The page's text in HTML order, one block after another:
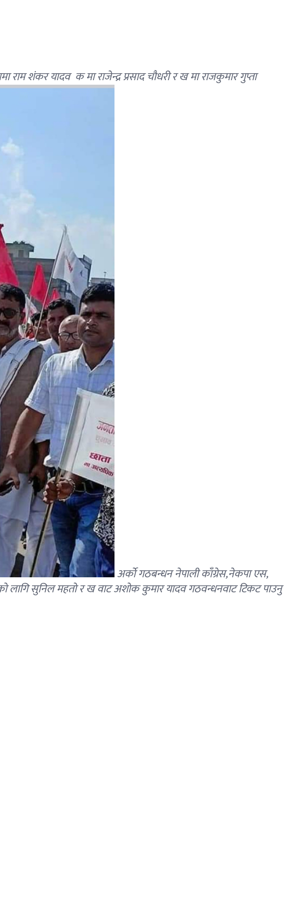
शंकर यादव क मा राजेन्द्र प्रसाद चौधरी र ख मा राजकुमार गुप्ता
अर्को गठबन्धन नेपाली काँग्रेस,नेकपा एस,
लागि सुनिल महतो र ख वाट अशाेक कुमार यादव गठवन्धनवाट टिकट पाउनु